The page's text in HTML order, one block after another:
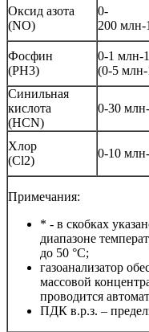
Оксид азота
(NO)
0-
200 млн-
Фосфин
(РH3)
0-1 млн-1
(0-5
Синильная
кислота
(HCN)
0-30
Хлор
(Cl2)
0-10
Примечания:
* - в скобках
диапазоне
до 50 °С;
газоанализатор
массовой
проводится
ПДК в.р.з. –